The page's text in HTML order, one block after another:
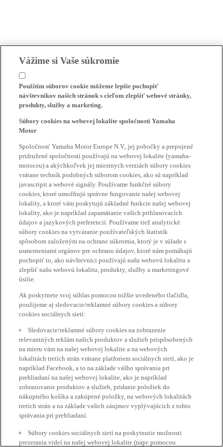
Vážime si Vaše súkromie
Použitím súborov cookie môžeme lepšie pochopiť
návštevníkov našich stránok s cieľom zlepšiť webové stránky,
produkty, služby a marketing.
Súbory cookies na webovej lokalite spoločnosti Yamaha
Motor
Spoločnosť Yamaha Motor Europe N.V., jej pobočky a prepojené
pridružené spoločnosti používajú na webovej lokalite (yamaha-
motor.eu) a akýchkoľvek jej miestnych verziách súbory cookies
vrátane techník podobných súborom cookies, ako sú napríklad
javascripit a webové signály. Používame funkčné súbory
cookies, ktoré umožňujú správne fungovanie našej webovej
lokality, a ktoré vám poskytujú základné funkcie našej webovej
lokality, ako je napríklad zapamätanie vašich prihlasovacích
údajov a jazykových preferencií. Používame tiež analytické
súbory cookies na vytváranie používateľských štatistík
spôsobom založeným na ochrane súkromia, ktorý je v súlade s
usmerneniami orgánov pre ochranu údajov, ktoré nám pomáhajú
pochopiť to, ako návštevníci používajú našu webovú lokalitu a
zlepšiť našu webovú lokalitu, produkty, služby a marketingové
úsilie.
Ak poskytnete svoj súhlas pomocou nižšie uvedeného tlačidla,
použijeme aj sledovacie/reklamné súbory cookies a súbory
cookies sociálnych sietí:
Sledovacie/reklamné súbory cookies na zobrazenie
relevantných reklám našich produktov a služieb prispôsobených
na mieru vám na našej webovej lokalite a na webových
lokalitách tretích strán vrátane platforiem sociálnych sietí, ako je
napríklad Facebook, a to na základe vášho správania pri
prehliadaní na našej webovej lokalite, ako je napríklad
zobrazovanie produktov a služieb, pridanie položiek do
nákupného košíka a zakúpené položky, na webových lokalitách
tretích strán a na základe vašich záujmov vyplývajúcich z tohto
správania pri prehliadaní.
Súbory cookies sociálnych sietí na poskytnutie možnosti
prezerania videí na našej webovej lokalite (napr. pomocou